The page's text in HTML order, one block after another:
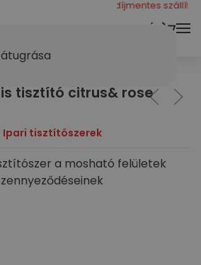
KOSÁR
még 40000 ft a díjmentes szállításhoz
tisztító citrus& rose
Ipari tisztítószerek
a mosható felületek